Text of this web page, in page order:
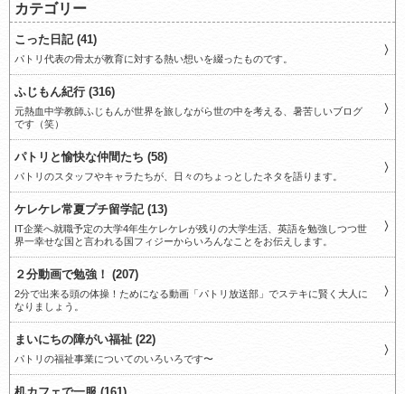
カテゴリー
こった日記 (41)
パトリ代表の骨太が教育に対する熱い想いを綴ったものです。
ふじもん紀行 (316)
元熱血中学教師ふじもんが世界を旅しながら世の中を考える、暑苦しいブログ
です（笑）
パトリと愉快な仲間たち (58)
パトリのスタッフやキャラたちが、日々のちょっとしたネタを語ります。
ケレケレ常夏プチ留学記 (13)
IT企業へ就職予定の大学4年生ケレケレが残りの大学生活、英語を勉強しつつ世
界一幸せな国と言われる国フィジーからいろんなことをお伝えします。
２分動画で勉強！ (207)
2分で出来る頭の体操！ためになる動画「パトリ放送部」でステキに賢く大人に
なりましょう。
まいにちの障がい福祉 (22)
パトリの福祉事業についてのいろいろです〜